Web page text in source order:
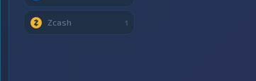
Zcash 1